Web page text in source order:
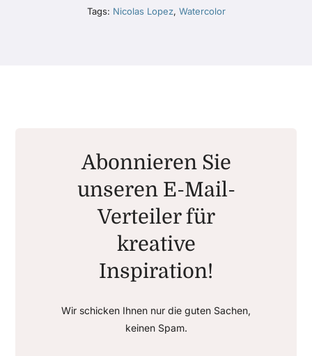
Tags: Nicolas Lopez, Watercolor
Abonnieren Sie
unseren E-Mail-
Verteiler für
kreative
Inspiration!
Wir schicken Ihnen nur die guten Sachen,
keinen Spam.